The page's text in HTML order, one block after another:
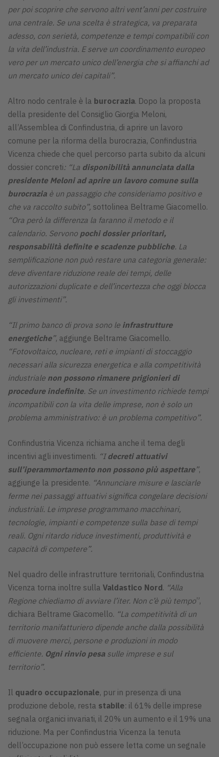
per poi scoprire che servono altri vent’anni per costruire
una centrale. Se una scelta è strategica, va preparata
adesso, con serietà, competenze e tempi compatibili con
la vita dell’industria. E serve un coordinamento europeo
vero per un mercato unico dell’energia che si affianchi ad
un mercato unico dei capitali”.
Altro nodo centrale è la burocrazia. Dopo la proposta
della presidente del Consiglio Giorgia Meloni,
all’Assemblea di Confindustria, di aprire un lavoro
comune per la riforma della burocrazia, Confindustria
Vicenza chiede che quel percorso parta subito da alcuni
dossier concreti: “La disponibilità annunciata dalla
presidente Meloni ad aprire un lavoro comune sulla
burocrazia è un passaggio che consideriamo positivo e
che va raccolto subito”, sottolinea Beltrame Giacomello.
“Ora però la differenza la faranno il metodo e il
calendario. Servono pochi dossier prioritari,
responsabilità definite e scadenze pubbliche. La
semplificazione non può restare una categoria generale:
deve diventare riduzione reale dei tempi, delle
autorizzazioni duplicate e dell’incertezza che oggi blocca
gli investimenti”.
“Il primo banco di prova sono le infrastrutture
energetiche”, aggiunge Beltrame Giacomello.
“Fotovoltaico, nucleare, reti e impianti di stoccaggio
necessari alla sicurezza energetica e alla competitività
industriale non possono rimanere prigionieri di
procedure indefinite. Se un investimento richiede tempi
incompatibili con la vita delle imprese, non è solo un
problema amministrativo: è un problema competitivo”.
Confindustria Vicenza richiama anche il tema degli
incentivi agli investimenti. “Idecreti attuativi
sull’iperammortamento non possono più aspettare”,
aggiunge la presidente. “Annunciare misure e lasciarle
ferme nei passaggi attuativi significa congelare decisioni
industriali. Le imprese programmano macchinari,
tecnologie, impianti e competenze sulla base di tempi
reali. Ogni ritardo riduce investimenti, produttività e
capacità di competere”.
Nel quadro delle infrastrutture territoriali, Confindustria
Vicenza torna inoltre sulla Valdastico Nord. “Alla
Regione chiediamo di avviare l’iter. Non c’è più tempo”,
dichiara Beltrame Giacomello. “La competitività di un
territorio manifatturiero dipende anche dalla possibilità
di muovere merci, persone e produzioni in modo
efficiente. Ogni rinvio pesa sulle imprese e sul
territorio”.
Il quadro occupazionale, pur in presenza di una
produzione debole, resta stabile: il 61% delle imprese
segnala organici invariati, il 20% un aumento e il 19% una
riduzione. Ma per Confindustria Vicenza la tenuta
dell’occupazione non può essere letta come un segnale